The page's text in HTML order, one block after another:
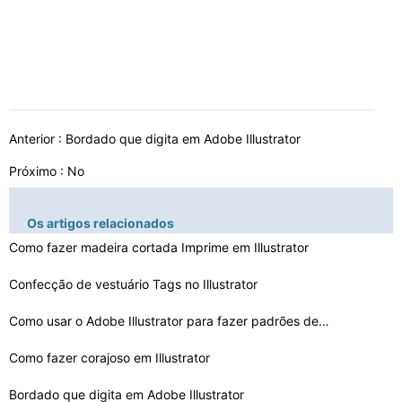
Anterior : Bordado que digita em Adobe Illustrator
Próximo : No
Os artigos relacionados
Como fazer madeira cortada Imprime em Illustrator
Confecção de vestuário Tags no Illustrator
Como usar o Adobe Illustrator para fazer padrões de co…
Como fazer corajoso em Illustrator
Bordado que digita em Adobe Illustrator